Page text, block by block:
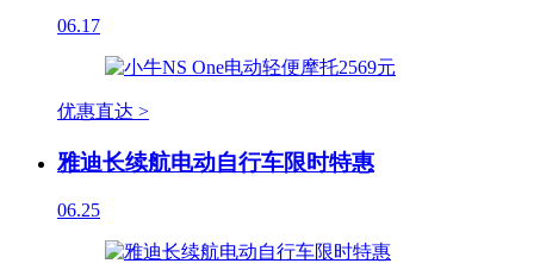
06.17
优惠直达 >
雅迪长续航电动自行车限时特惠
06.25